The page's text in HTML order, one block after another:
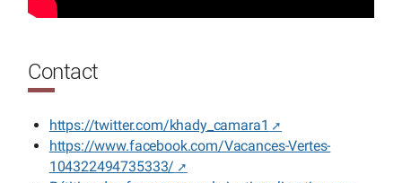
Contact
https://twitter.com/khady_camara1
https://www.facebook.com/Vacances-Vertes-
104322494735333/